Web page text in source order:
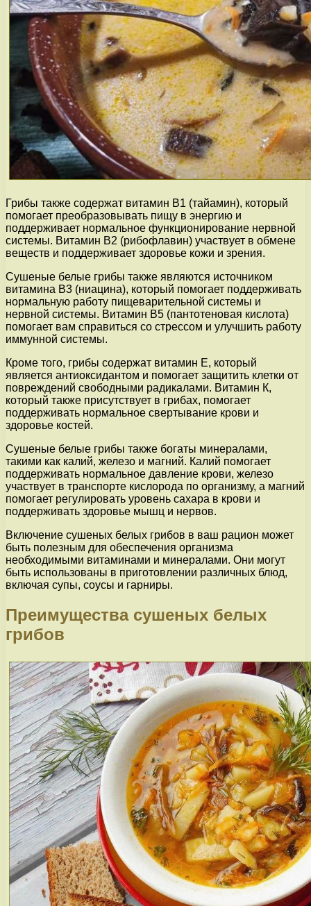
Грибы также содержат витамин В1 (тайамин), который
помогает преобразовывать пищу в энергию и
поддерживает нормальное функционирование нервной
системы. Витамин В2 (рибофлавин) участвует в обмене
веществ и поддерживает здоровье кожи и зрения.
Сушеные белые грибы также являются источником
витамина В3 (ниацина), который помогает поддерживать
нормальную работу пищеварительной системы и
нервной системы. Витамин В5 (пантотеновая кислота)
помогает вам справиться со стрессом и улучшить работу
иммунной системы.
Кроме того, грибы содержат витамин Е, который
является антиоксидантом и помогает защитить клетки от
повреждений свободными радикалами. Витамин К,
который также присутствует в грибах, помогает
поддерживать нормальное свертывание крови и
здоровье костей.
Сушеные белые грибы также богаты минералами,
такими как калий, железо и магний. Калий помогает
поддерживать нормальное давление крови, железо
участвует в транспорте кислорода по организму, а магний
помогает регулировать уровень сахара в крови и
поддерживать здоровье мышц и нервов.
Включение сушеных белых грибов в ваш рацион может
быть полезным для обеспечения организма
необходимыми витаминами и минералами. Они могут
быть использованы в приготовлении различных блюд,
включая супы, соусы и гарниры.
Преимущества сушеных белых
грибов